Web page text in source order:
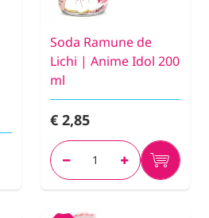
Soda Ramune de
Lichi | Anime Idol 200
ml
€ 2,85